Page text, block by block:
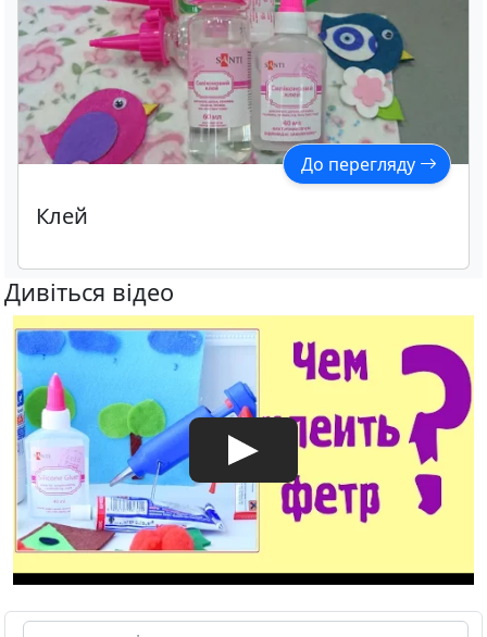
До перегляду
Клей
Дивіться відео